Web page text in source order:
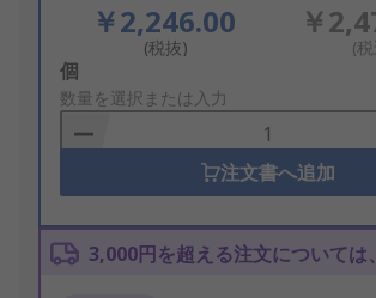
￥2,246.00
(税抜)
￥
(
Add
to
Basket
個
数量を選択または入力
注文書へ追加
3,000円を超える注文については